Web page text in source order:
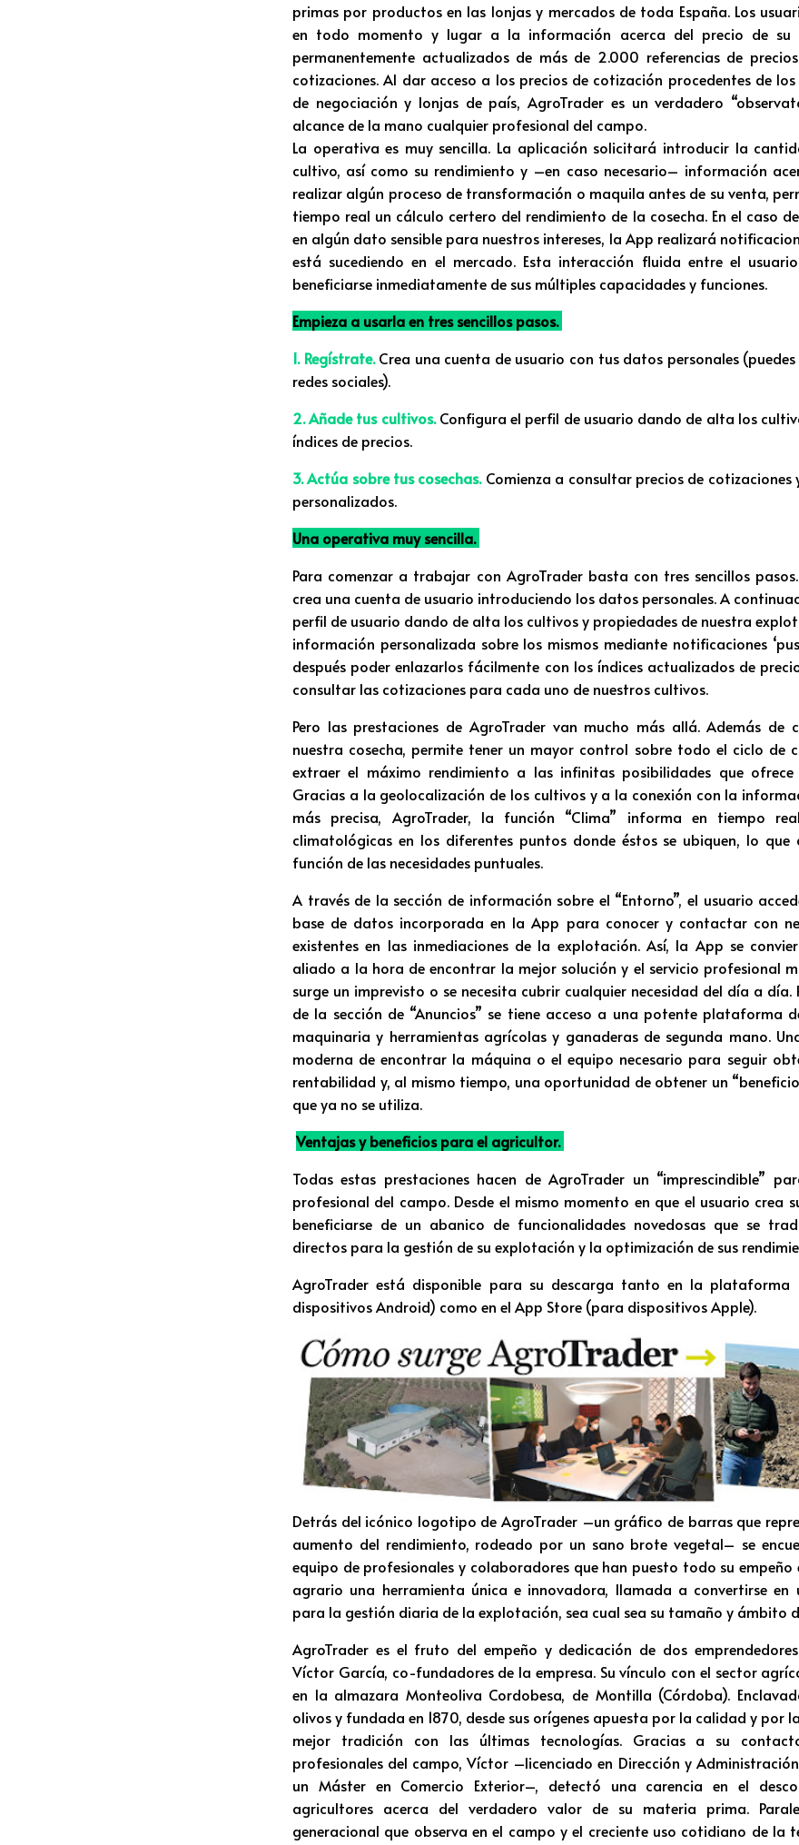
primas por productos en las lonjas y mercados de toda España. Los
en todo momento y lugar a la información acerca del precio de su
permanentemente actualizados de más de 2.000 referencias de
cotizaciones. Al dar acceso a los precios de cotización procedentes de
de negociación y lonjas de país, AgroTrader es un verdadero
alcance de la mano cualquier profesional del campo.
La operativa es muy sencilla. La aplicación solicitará introducir la
cultivo, así como su rendimiento y –en caso necesario– información
realizar algún proceso de transformación o maquila antes de su venta,
tiempo real un cálculo certero del rendimiento de la cosecha. En el caso
en algún dato sensible para nuestros intereses, la App realizará
está sucediendo en el mercado. Esta interacción fluida entre el
beneficiarse inmediatamente de sus múltiples capacidades y funciones.
Empieza a usarla en tres sencillos pasos.
1. Regístrate.Crea una cuenta de usuario con tus datos personales
redes sociales).
2. Añade tus cultivos. Configura el perfil de usuario dando de alta los
índices de precios.
3. Actúa sobre tus cosechas.Comienza a consultar precios de cotizaciones
personalizados.
Una operativa muy sencilla.
Para comenzar a trabajar con AgroTrader basta con tres sencillos
crea una cuenta de usuario introduciendo los datos personales. A
perfil de usuario dando de alta los cultivos y propiedades de nuestra
información personalizada sobre los mismos mediante notificaciones
después poder enlazarlos fácilmente con los índices actualizados de
consultar las cotizaciones para cada uno de nuestros cultivos.
Pero las prestaciones de AgroTrader van mucho más allá. Además de
nuestra cosecha, permite tener un mayor control sobre todo el ciclo de
extraer el máximo rendimiento a las infinitas posibilidades que
Gracias a la geolocalización de los cultivos y a la conexión con la
más precisa, AgroTrader, la función “Clima” informa en tiempo
climatológicas en los diferentes puntos donde éstos se ubiquen, lo
función de las necesidades puntuales.
A través de la sección de información sobre el “Entorno”, el usuario
base de datos incorporada en la App para conocer y contactar con
existentes en las inmediaciones de la explotación. Así, la App se
aliado a la hora de encontrar la mejor solución y el servicio profesional
surge un imprevisto o se necesita cubrir cualquier necesidad del día a
de la sección de “Anuncios” se tiene acceso a una potente plataforma
maquinaria y herramientas agrícolas y ganaderas de segunda mano.
moderna de encontrar la máquina o el equipo necesario para seguir
rentabilidad y, al mismo tiempo, una oportunidad de obtener un
que ya no se utiliza.
Ventajas y beneficios para el agricultor.
Todas estas prestaciones hacen de AgroTrader un “imprescindible”
profesional del campo. Desde el mismo momento en que el usuario crea
beneficiarse de un abanico de funcionalidades novedosas que se
directos para la gestión de su explotación y la optimización de sus
AgroTrader está disponible para su descarga tanto en la plataforma
dispositivos Android) como en el App Store (para dispositivos Apple).
Detrás del icónico logotipo de AgroTrader –un gráfico de barras que
aumento del rendimiento, rodeado por un sano brote vegetal– se
equipo de profesionales y colaboradores que han puesto todo su empeño
agrario una herramienta única e innovadora, llamada a convertirse en
para la gestión diaria de la explotación, sea cual sea su tamaño y ámbito
AgroTrader es el fruto del empeño y dedicación de dos
Víctor García, co-fundadores de la empresa. Su vínculo con el sector
en la almazara Monteoliva Cordobesa, de Montilla (Córdoba).
olivos y fundada en 1870, desde sus orígenes apuesta por la calidad y por
mejor tradición con las últimas tecnologías. Gracias a su
profesionales del campo, Víctor –licenciado en Dirección y Administración
un Máster en Comercio Exterior–, detectó una carencia en el
agricultores acerca del verdadero valor de su materia prima.
generacional que observa en el campo y el creciente uso cotidiano de la